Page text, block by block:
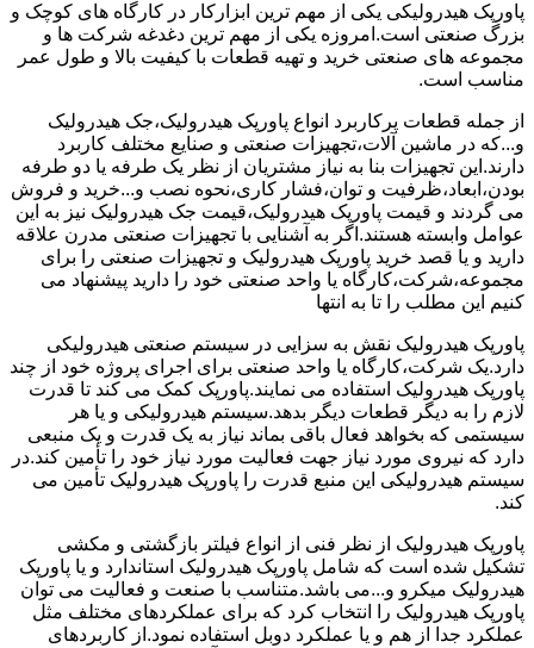
پاورپک هیدرولیکی یکی از مهم ترین ابزارکار در کارگاه های کوچک و
بزرگ صنعتی است.امروزه یکی از مهم ترین دغدغه شرکت ها و
مجموعه های صنعتی خرید و تهیه قطعات با کیفیت بالا و طول عمر
مناسب است.
از جمله قطعات پرکاربرد انواع پاورپک هیدرولیک،جک هیدرولیک
و...که در ماشین آلات،تجهیزات صنعتی و صنایع مختلف کاربرد
دارند.این تجهیزات بنا به نیاز مشتریان از نظر یک طرفه یا دو طرفه
بودن،ابعاد،ظرفیت و توان،فشار کاری،نحوه نصب و...خرید و فروش
می گردند و قیمت پاورپک هیدرولیک،قیمت جک هیدرولیک نیز به این
عوامل وابسته هستند.اگر به آشنایی با تجهیزات صنعتی مدرن علاقه
دارید و یا قصد خرید پاورپک هیدرولیک و تجهیزات صنعتی را برای
مجموعه،شرکت،کارگاه یا واحد صنعتی خود را دارید پیشنهاد می
کنیم این مطلب را تا به انتها
پاورپک هیدرولیک نقش به سزایی در سیستم صنعتی هیدرولیکی
دارد.یک شرکت،کارگاه یا واحد صنعتی برای اجرای پروژه خود از چند
پاورپک هیدرولیک استفاده می نمایند.پاورپک کمک می کند تا قدرت
لازم را به دیگر قطعات دیگر بدهد.سیستم هیدرولیکی و یا هر
سیستمی که بخواهد فعال باقی بماند نیاز به یک قدرت و یک منبعی
دارد که نیروی مورد نیاز جهت فعالیت مورد نیاز خود را تأمین کند.در
سیستم هیدرولیکی این منبع قدرت را پاورپک هیدرولیک تأمین می
کند.
پاورپک هیدرولیک از نظر فنی از انواع فیلتر بازگشتی و مکشی
تشکیل شده است که شامل پاورپک هیدرولیک استاندارد و یا پاورپک
هیدرولیک میکرو و...می باشد.متناسب با صنعت و فعالیت می توان
پاورپک هیدرولیک را انتخاب کرد که برای عملکردهای مختلف مثل
عملکرد جدا از هم و یا عملکرد دوبل استفاده نمود.از کاربردهای